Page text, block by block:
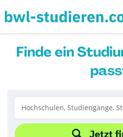
Finde ein
Jetzt